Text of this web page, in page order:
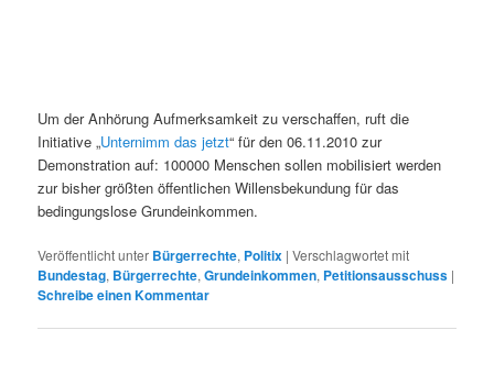
Um der Anhörung Aufmerksamkeit zu verschaffen, ruft die
Initiative „Unternimm das jetzt“ für den 06.11.2010 zur
Demonstration auf: 100000 Menschen sollen mobilisiert werden
zur bisher größten öffentlichen Willensbekundung für das
bedingungslose Grundeinkommen.
Veröffentlicht unter Bürgerrechte, Politix |Verschlagwortet mit
Bundestag, Bürgerrechte,Grundeinkommen, Petitionsausschuss |
Schreibe einen Kommentar